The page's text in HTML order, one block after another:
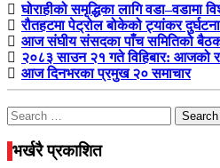
घोराहीको समृद्धिका लागि वडा–वडामा
रौतहटमा पेट्रोल बोकेको ट्यांकर
आज संघीय संसदका पाँच समितिको
२०८३ साउन २१ गते विहिबार: आजको
आज दिनभरका प्रमुख २० समाचार
Search
for:
भर्खरै प्रकाशित